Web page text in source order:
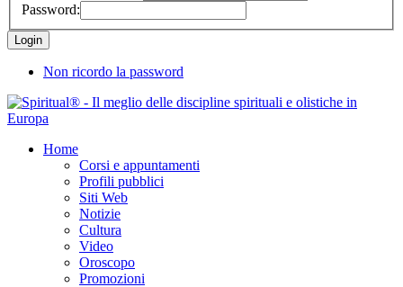
Password:
Non ricordo la password
Home
Corsi e appuntamenti
Profili pubblici
Siti Web
Notizie
Cultura
Video
Oroscopo
Promozioni